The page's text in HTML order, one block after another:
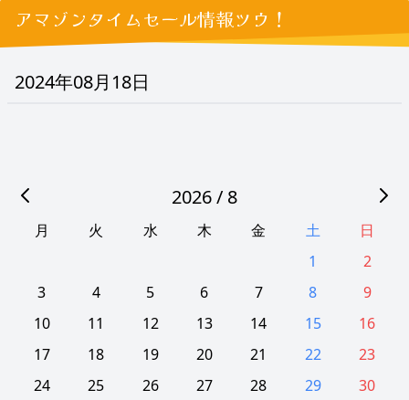
アマゾンタイムセール情報ツウ！
2024年08月18日
2026 / 8
月 火 水 木 金 土
日
1
2
3
4 5 6 7 8
9
10
11 12 13 14 15
16
17
18 19 20 21 22
23
24
25 26 27 28 29
30